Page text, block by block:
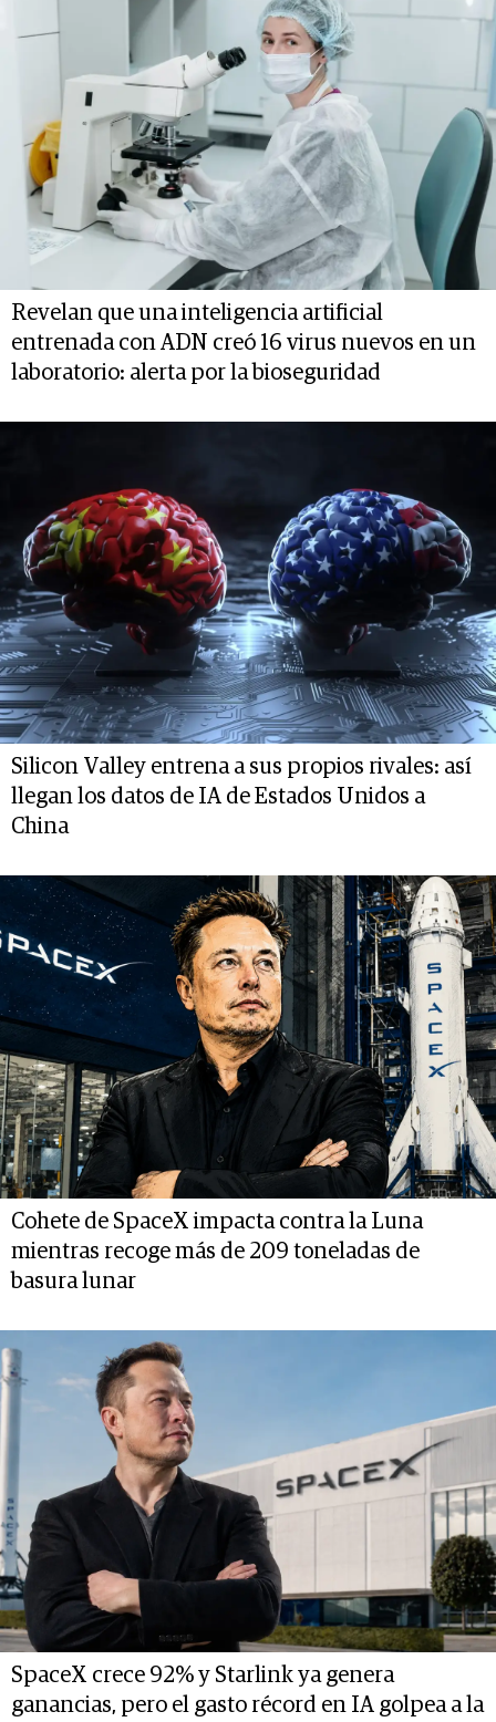
Revelan que una inteligencia artificial
entrenada con ADN creó 16 virus nuevos en un
laboratorio: alerta por la bioseguridad
Silicon Valley entrena a sus propios rivales: así
llegan los datos de IA de Estados Unidos a
China
Cohete de SpaceX impacta contra la Luna
mientras recoge más de 209 toneladas de
basura lunar
SpaceX crece 92% y Starlink ya genera
ganancias, pero el gasto récord en IA golpea a la